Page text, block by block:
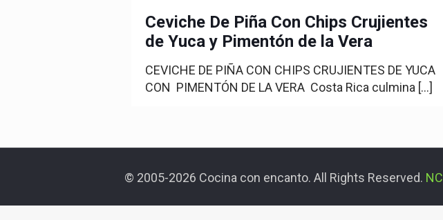
Ceviche De Piña Con Chips Crujientes
de Yuca y Pimentón de la Vera
CEVICHE DE PIÑA CON CHIPS CRUJIENTES DE YUCA
CON PIMENTÓN DE LA VERA Costa Rica culmina […]
© 2005-2026 Cocina con encanto. All Rights Reserved. NC